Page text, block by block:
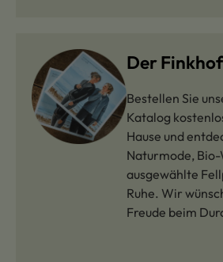
Der
Bestellen Sie
Katalog
Hause und
Naturmode,
ausgewählte
Ruhe. Wir
Freude beim